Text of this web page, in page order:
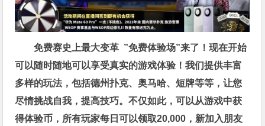
免费赛史上最大变革 ”免费体验场”来了！现在开始
可以随时随地可以享受真实的游戏体验！我们提供丰富
多样的玩法，包括德州扑克、奥马哈、短牌等等，让您
尽情挑战自我，提高技巧。不仅如此，可以从游戏中获
得体验币，所有玩家每日可以领取20,000，新加入朋友